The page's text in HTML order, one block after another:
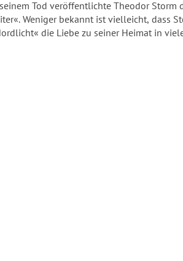
Tod veröffentlichte Theodor Storm
Weniger bekannt ist vielleicht, dass
die Liebe zu seiner Heimat in